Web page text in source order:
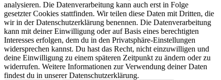
analysieren. Die Datenverarbeitung kann auch erst in Folge
gesetzter Cookies stattfinden. Wir teilen diese Daten mit Dritten, die
wir in der Datenschutzerklärung benennen. Die Datenverarbeitung
kann mit deiner Einwilligung oder auf Basis eines berechtigten
Interesses erfolgen, dem du in den Privatsphäre-Einstellungen
widersprechen kannst. Du hast das Recht, nicht einzuwilligen und
deine Einwilligung zu einem späteren Zeitpunkt zu ändern oder zu
widerrufen. Weitere Informationen zur Verwendung deiner Daten
findest du in unserer Datenschutzerklärung.